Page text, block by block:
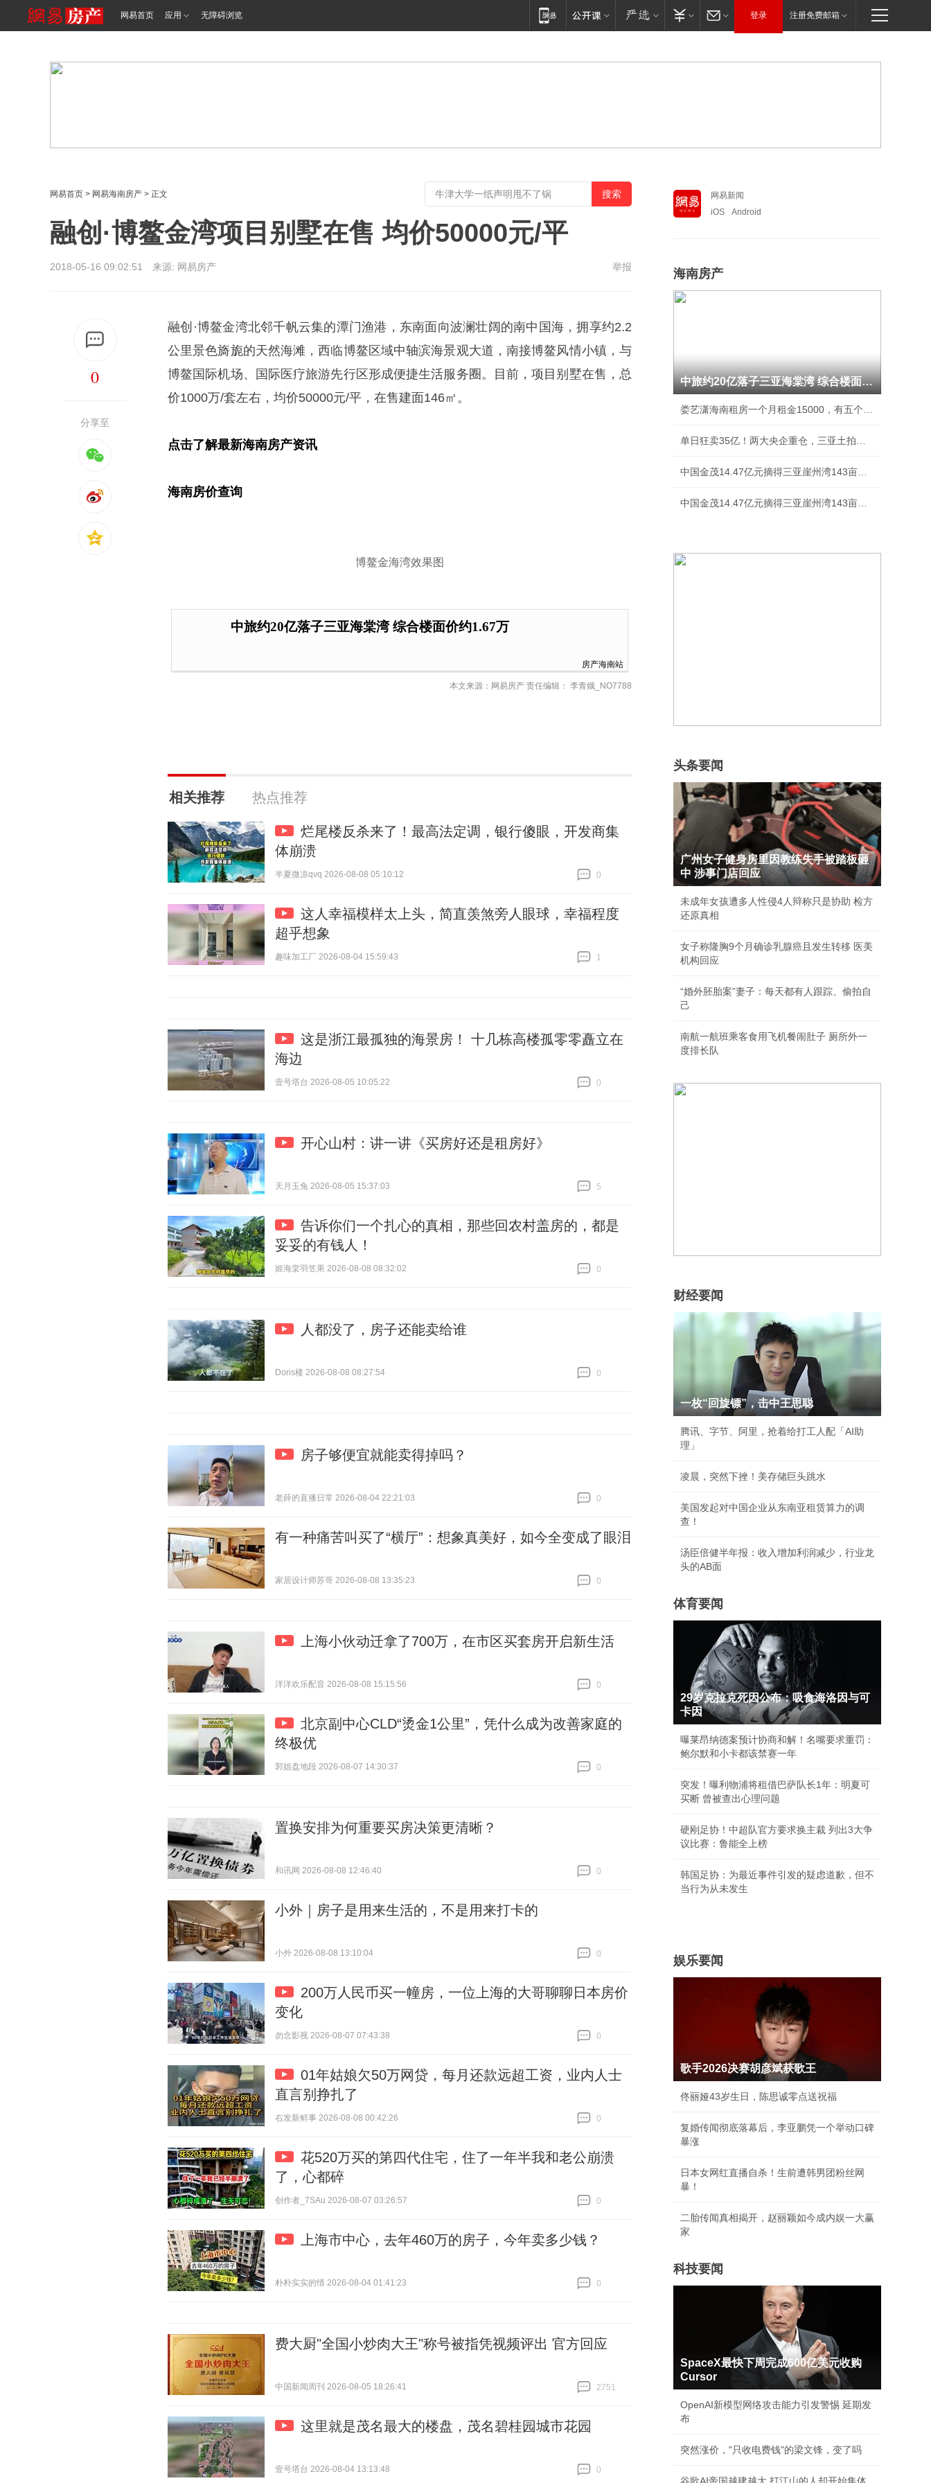
网易首页 应用 无障碍浏览 登录 注册免费邮箱
网易首页 > 网易海南房产 > 正文
融创·博鳌金湾项目别墅在售 均价50000元/平
2018-05-16 09:02:51 来源: 网易房产 举报
0
分享至
融创·博鳌金湾北邻千帆云集的潭门渔港，东南面向波澜壮阔的南中国海，拥享约2.2
公里景色旖旎的天然海滩，西临博鳌区域中轴滨海景观大道，南接博鳌风情小镇，与
博鳌国际机场、国际医疗旅游先行区形成便捷生活服务圈。目前，项目别墅在售，总
价1000万/套左右，均价50000元/平，在售建面146㎡。
点击了解最新海南房产资讯
海南房价查询
博鳌金海湾效果图
中旅约20亿落子三亚海棠湾 综合楼面价约1.67万
房产海南站
本文来源：网易房产 责任编辑： 李青娥_NO7788
相关推荐 热点推荐
烂尾楼反杀来了！最高法定调，银行傻眼，开发商集
体崩溃
半夏微凉qvq 2026-08-08 05:10:12
0
这人幸福模样太上头，简直羡煞旁人眼球，幸福程度
超乎想象
趣味加工厂 2026-08-04 15:59:43
1
这是浙江最孤独的海景房！ 十几栋高楼孤零零矗立在
海边
壹号塔台 2026-08-05 10:05:22
0
开心山村：讲一讲《买房好还是租房好》
天月玉兔 2026-08-05 15:37:03
5
告诉你们一个扎心的真相，那些回农村盖房的，都是
妥妥的有钱人！
姬海棠羽笠果 2026-08-08 08:32:02
0
人都没了，房子还能卖给谁
Doris楼 2026-08-08 08:27:54
0
房子够便宜就能卖得掉吗？
老薛的直播日常 2026-08-04 22:21:03
0
有一种痛苦叫买了“横厅”：想象真美好，如今全变成了眼泪
家居设计师苏哥 2026-08-08 13:35:23
0
上海小伙动迁拿了700万，在市区买套房开启新生活
洋洋欢乐配音 2026-08-08 15:15:56
0
北京副中心CLD“烫金1公里”，凭什么成为改善家庭的
终极优
郭姐盘地段 2026-08-07 14:30:37
0
置换安排为何重要买房决策更清晰？
和讯网 2026-08-08 12:46:40
0
小外｜房子是用来生活的，不是用来打卡的
小外 2026-08-08 13:10:04
0
200万人民币买一幢房，一位上海的大哥聊聊日本房价
变化
勿念影视 2026-08-07 07:43:38
0
01年姑娘欠50万网贷，每月还款远超工资，业内人士
直言别挣扎了
右发新鲜事 2026-08-08 00:42:26
0
花520万买的第四代住宅，住了一年半我和老公崩溃
了，心都碎
创作者_7SAu 2026-08-07 03:26:57
0
上海市中心，去年460万的房子，今年卖多少钱？
朴朴实实的情 2026-08-04 01:41:23
0
费大厨"全国小炒肉大王"称号被指凭视频评出 官方回应
中国新闻周刊 2026-08-05 18:26:41
2751
这里就是茂名最大的楼盘，茂名碧桂园城市花园
壹号塔台 2026-08-04 13:13:48
0
网易新闻
iOS
Android
海南房产
中旅约20亿落子三亚海棠湾 综合楼面价约1.67万
头条要闻
广州女子健身房里因教练失手被踏板砸
中 涉事门店回应
未成年女孩遭多人性侵4人辩称只是协助 检方
还原真相
女子称隆胸9个月确诊乳腺癌且发生转移 医美
机构回应
“婚外胚胎案”妻子：每天都有人跟踪、偷拍自
己
南航一航班乘客食用飞机餐闹肚子 厕所外一
度排长队
财经要闻
一枚“回旋镖”，击中王思聪
腾讯、字节、阿里，抢着给打工人配「AI助
理」
凌晨，突然下挫！美存储巨头跳水
美国发起对中国企业从东南亚租赁算力的调
查！
汤臣倍健半年报：收入增加利润减少，行业龙
头的AB面
体育要闻
29岁克拉克死因公布：吸食海洛因与可
卡因
曝莱昂纳德案预计协商和解！名嘴要求重罚：
鲍尔默和小卡都该禁赛一年
突发！曝利物浦将租借巴萨队长1年：明夏可
买断 曾被查出心理问题
硬刚足协！中超队官方要求换主裁 列出3大争
议比赛：鲁能全上榜
韩国足协：为最近事件引发的疑虑道歉，但不
当行为从未发生
娱乐要闻
歌手2026决赛胡彦斌获歌王
佟丽娅43岁生日，陈思诚零点送祝福
复婚传闻彻底落幕后，李亚鹏凭一个举动口碑
暴涨
日本女网红直播自杀！生前遭韩男团粉丝网
暴！
二胎传闻真相揭开，赵丽颖如今成内娱一大赢
家
科技要闻
SpaceX最快下周完成600亿美元收购
Cursor
OpenAI新模型网络攻击能力引发警惕 延期发
布
突然涨价，"只收电费钱"的梁文锋，变了吗